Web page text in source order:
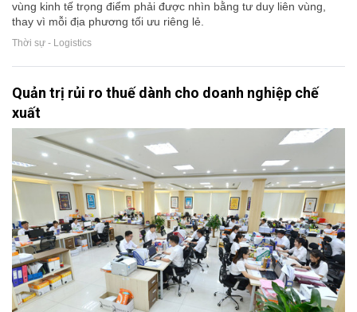
vùng kinh tế trọng điểm phải được nhìn bằng tư duy liên vùng,
thay vì mỗi địa phương tối ưu riêng lẻ.
Thời sự - Logistics
Quản trị rủi ro thuế dành cho doanh nghiệp chế
xuất